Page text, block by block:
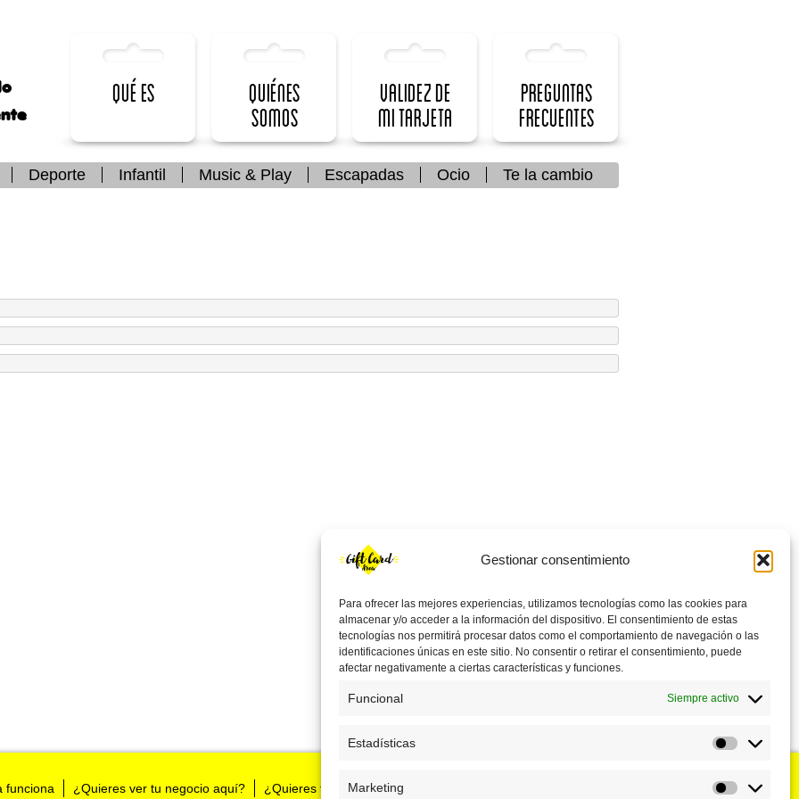
Gestionar consentimiento
Para ofrecer las mejores experiencias, utilizamos tecnologías como las cookies para
almacenar y/o acceder a la información del dispositivo. El consentimiento de estas
tecnologías nos permitirá procesar datos como el comportamiento de navegación o las
identificaciones únicas en este sitio. No consentir o retirar el consentimiento, puede
afectar negativamente a ciertas características y funciones.
Funcional Siempre activo
Estadísticas
Marketing
Marketing
Qué es
Quiénes
somos
Validez de
mi Tarjeta
Preguntas
frecuentes
Deporte Infantil Music & Play Escapadas Ocio Te la cambio
funciona ¿Quieres ver tu negocio aquí? ¿Quieres tenernos en tu negocio?